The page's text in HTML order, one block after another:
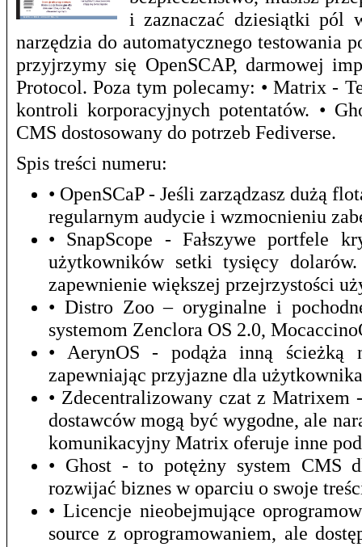
i zaznaczać dziesiątki pól
narzędzia do automatycznego testowania
przyjrzymy się OpenSCAP, darmowej
Protocol. Poza tym polecamy: • Matrix -
kontroli korporacyjnych potentatów. •
CMS dostosowany do potrzeb Fediverse.
Spis treści numeru:
• OpenSCaP - Jeśli zarządzasz dużą
regularnym audycie i wzmocnieniu
• SnapScope - Fałszywe portfele
użytkowników setki tysięcy
zapewnienie większej przejrzystości
• Distro Zoo – oryginalne i
systemom Zenclora OS 2.0,
• AerynOS - podąża inną ścieżką
zapewniając przyjazne dla
• Zdecentralizowany czat z
dostawców mogą być wygodne, ale
komunikacyjny Matrix oferuje inne
• Ghost - to potężny system CMS
rozwijać biznes w oparciu o swoje
• Licencje nieobejmujące
source z oprogramowaniem, ale